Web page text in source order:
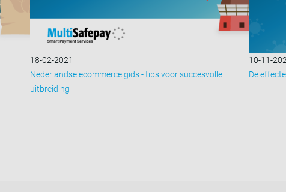
18-02-2021
Nederlandse ecommerce gids - tips voor succesvolle
uitbreiding
10-11-
De